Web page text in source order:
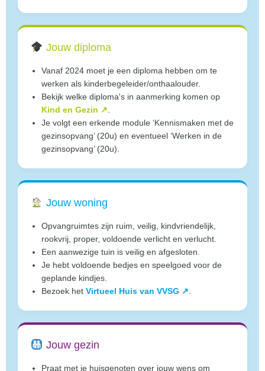
Jouw diploma
Vanaf 2024 moet je een diploma hebben om te
werken als kinderbegeleider/onthaalouder.
Bekijk welke diploma's in aanmerking komen op
Kind en Gezin ↗
Je volgt een erkende module ‘Kennismaken met de
gezinsopvang’ (20u) en eventueel ‘Werken in de
gezinsopvang’ (20u).
Jouw woning
Opvangruimtes zijn ruim, veilig, kindvriendelijk,
rookvrij, proper, voldoende verlicht en verlucht.
Een aanwezige tuin is veilig en afgesloten.
Je hebt voldoende bedjes en speelgoed voor de
geplande kindjes.
Bezoek het Virtueel Huis van VVSG ↗
Jouw gezin
Praat met je huisgenoten over jouw wens om